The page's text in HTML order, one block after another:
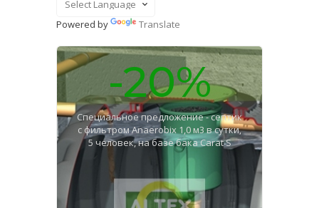
Powered by Translate
-20%
Специальное предложение - септик
с фильтром Anaerobix 1,0 м3 в сутки,
5 человек, на базе бака Carat S